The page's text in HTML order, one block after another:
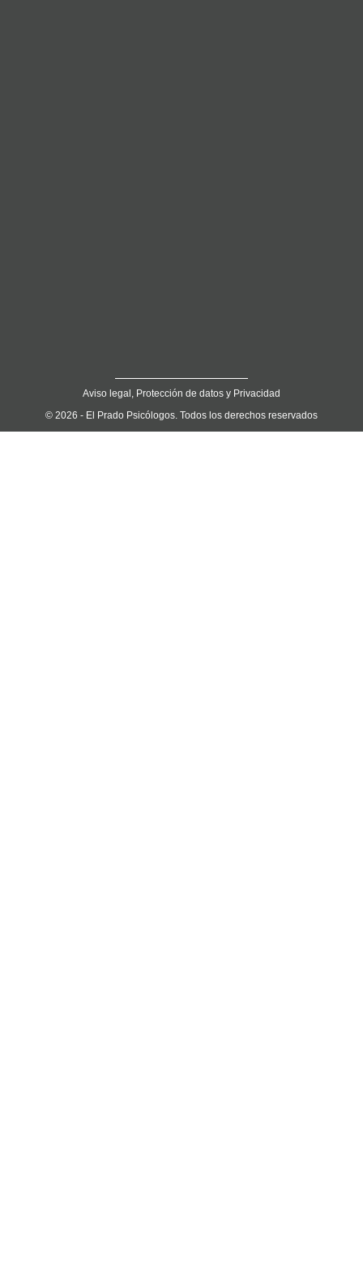
Aviso legal, Protección de datos y Privacidad
© 2026 - El Prado Psicólogos. Todos los derechos reservados